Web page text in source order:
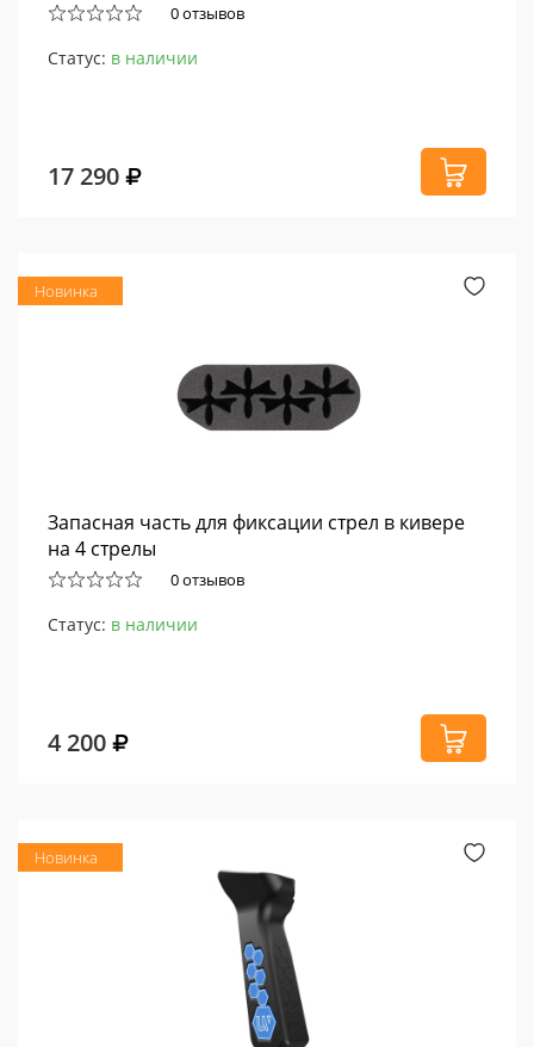
0 отзывов
Статус: в наличии
17 290
Новинка
Запасная часть для фиксации стрел в кивере
на 4 стрелы
0 отзывов
Статус: в наличии
4 200
Новинка